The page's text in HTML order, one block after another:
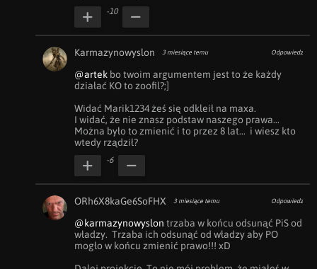
-10
Karmazynowyslon 3 miesiące temu Odpowiedz
@artek bo twoim argumentem jest to że każdy
działać KO to zoofil?;]
Widać Marik1234 żeś się odkleił na maxa.
I widać, że nie znasz podstaw naszego prawa...
Można było to zmienić i to przez 8 lat...  i wiesz kto
wtedy rządził?
-6
ORh6X8kaGe6SoFHX 3 miesiące temu Odpowiedz
@karmazynowyslon trzaba w końcu odsunąć PiS od
władzy.  Trzaba ich odsunąć od władzy aby PO
mogło w końcu zmienić prawo!!! xD